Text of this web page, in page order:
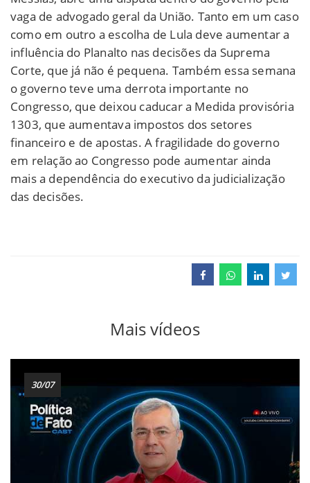
vaga de advogado geral da União. Tanto em um caso
como em outro a escolha de Lula deve aumentar a
influência do Planalto nas decisões da Suprema
Corte, que já não é pequena. Também essa semana
o governo teve uma derrota importante no
Congresso, que deixou caducar a Medida provisória
1303, que aumentava impostos dos setores
financeiro e de apostas. A fragilidade do governo
em relação ao Congresso pode aumentar ainda
mais a dependência do executivo da judicialização
das decisões.
Mais vídeos
30/07